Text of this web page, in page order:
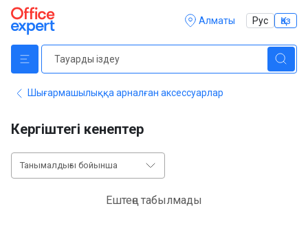
Алматы Рус Қаз
Шығармашылыққа арналған аксессуарлар
Кергіштегі кенептер
Танымалдығы бойынша
Ештеңе табылмады